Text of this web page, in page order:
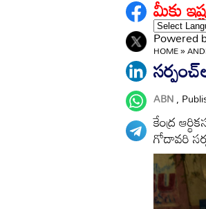
మీకు
Powered
HOME»
ABN,
కేంద్ర
గోదావరి